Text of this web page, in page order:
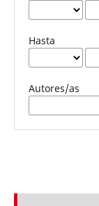
Hasta
Autores/as